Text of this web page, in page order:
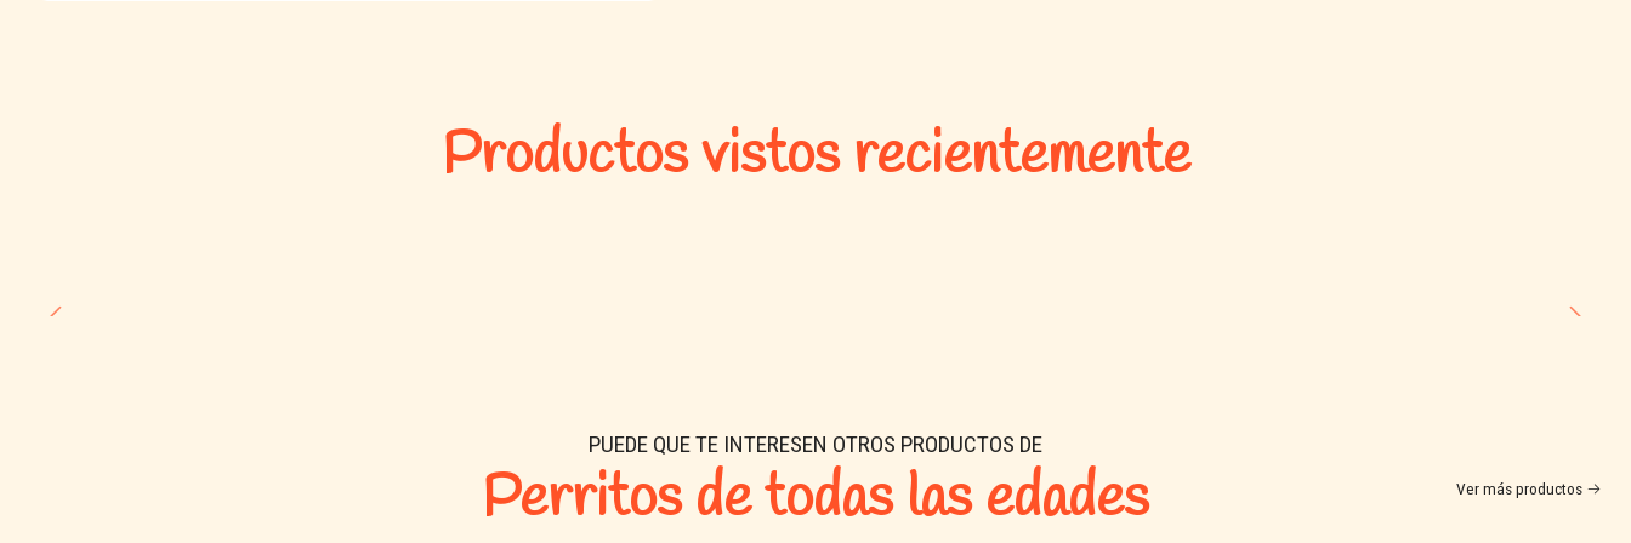
Productos vistos recientemente
PUEDE QUE TE INTERESEN OTROS PRODUCTOS DE
Perritos de todas las edades Ver más productos